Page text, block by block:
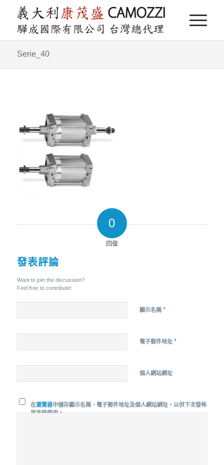
Serie_40
0
回復
發表評論
Want to join the discussion?
Feel free to contribute!
顯示名稱 *
電子郵件地址 *
個人網站網址
在瀏覽器中儲存顯示名稱、電子郵件地址及個人網站網址，以供下次發佈
留言時使用。